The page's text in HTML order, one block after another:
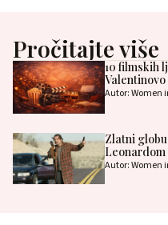
Pročitajte više
10 filmskih
Valentinovo
Autor: Women
Zlatni
Autor: Women